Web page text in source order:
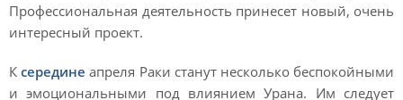
Профессиональная деятельность принесет новый, очень
интересный проект.
Ксередине апреля Раки станут несколько беспокойными
и эмоциональными под влиянием Урана. Им следует